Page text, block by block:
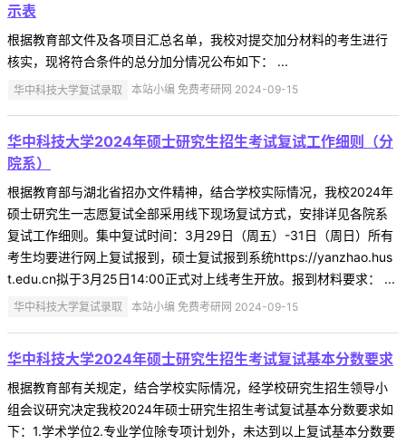
示表
根据教育部文件及各项目汇总名单，我校对提交加分材料的考生进行
核实，现将符合条件的总分加分情况公布如下： ...
华中科技大学复试录取 本站小编 免费考研网 2024-09-15
华中科技大学2024年硕士研究生招生考试复试工作细则（分
院系）
根据教育部与湖北省招办文件精神，结合学校实际情况，我校2024年
硕士研究生一志愿复试全部采用线下现场复试方式，安排详见各院系
复试工作细则。集中复试时间：3月29日（周五）-31日（周日）所有
考生均要进行网上复试报到，硕士复试报到系统https://yanzhao.hus
t.edu.cn拟于3月25日14:00正式对上线考生开放。报到材料要求： ...
华中科技大学复试录取 本站小编 免费考研网 2024-09-15
华中科技大学2024年硕士研究生招生考试复试基本分数要求
根据教育部有关规定，结合学校实际情况，经学校研究生招生领导小
组会议研究决定我校2024年硕士研究生招生考试复试基本分数要求如
下：1.学术学位2.专业学位除专项计划外，未达到以上复试基本分数要